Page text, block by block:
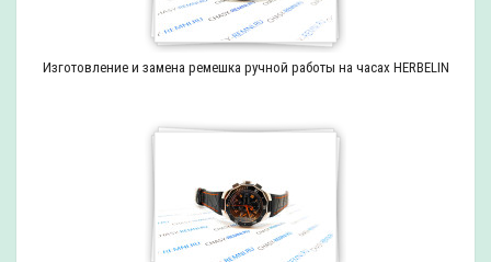
Изготовление и замена ремешка ручной работы на часах HERBELIN